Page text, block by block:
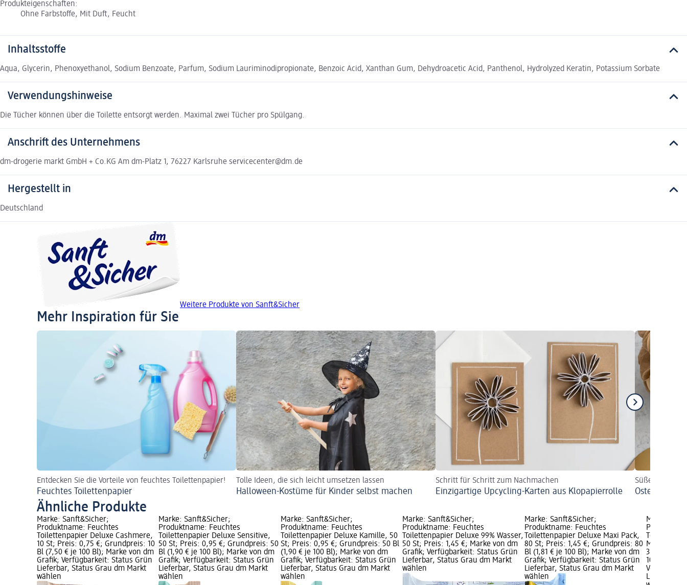
Produkteigenschaften:
Ohne Farbstoffe, Mit Duft, Feucht
Inhaltsstoffe
Aqua, Glycerin, Phenoxyethanol, Sodium Benzoate, Parfum, Sodium Lauriminodipropionate, Benzoic Acid, Xanthan Gum, Dehydroacetic Acid, Panthenol, Hydrolyzed Keratin, Potassium Sorbate
Verwendungshinweise
Die Tücher können über die Toilette entsorgt werden. Maximal zwei Tücher pro Spülgang.
Anschrift des Unternehmens
dm-drogerie markt GmbH + Co.KG Am dm-Platz 1, 76227 Karlsruhe servicecenter@dm.de
Hergestellt in
Deutschland
Weitere Produkte von Sanft&Sicher
Mehr Inspiration für Sie
Entdecken Sie die Vorteile von feuchtes Toilettenpapier!
Feuchtes Toilettenpapier
Tolle Ideen, die sich leicht umsetzen lassen
Halloween-Kostüme für Kinder selbst machen
Schritt für Schritt zum Nachmachen
Einzigartige Upcycling-Karten aus Klopapierrolle
Süße
Osterhasen
Ähnliche Produkte
Marke: Sanft&Sicher;
Produktname: Feuchtes
Toilettenpapier Deluxe Cashmere,
10 St; Preis: 0,75 €; Grundpreis: 10
Bl (7,50 € je 100 Bl); Marke von dm
Grafik; Verfügbarkeit: Status Grün
Lieferbar, Status Grau dm Markt
wählen
Marke: Sanft&Sicher;
Produktname: Feuchtes
Toilettenpapier Deluxe Sensitive,
50 St; Preis: 0,95 €; Grundpreis: 50
Bl (1,90 € je 100 Bl); Marke von dm
Grafik; Verfügbarkeit: Status Grün
Lieferbar, Status Grau dm Markt
wählen
Marke: Sanft&Sicher;
Produktname: Feuchtes
Toilettenpapier Deluxe Kamille, 50
St; Preis: 0,95 €; Grundpreis: 50 Bl
(1,90 € je 100 Bl); Marke von dm
Grafik; Verfügbarkeit: Status Grün
Lieferbar, Status Grau dm Markt
wählen
Marke: Sanft&Sicher;
Produktname: Feuchtes
Toilettenpapier Deluxe 99% Wasser,
50 St; Preis: 1,45 €; Marke von dm
Grafik; Verfügbarkeit: Status Grün
Lieferbar, Status Grau dm Markt
wählen
Marke: Sanft&Sicher;
Produktname: Feuchtes
Toilettenpapier Deluxe Maxi Pack,
80 St; Preis: 1,45 €; Grundpreis: 80
Bl (1,81 € je 100 Bl); Marke von dm
Grafik; Verfügbarkeit: Status Grün
Lieferbar, Status Grau dm Markt
wählen
Marke:
Metallbox
3,45 €;
100 Bl);
Lieferbar,